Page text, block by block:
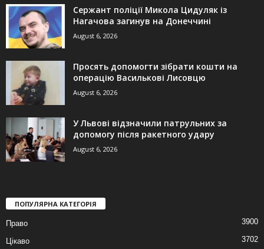
Сержант поліції Микола Цидуляк із
Нагачова загинув на Донеччині
August 6, 2026
Просять допомогти зібрати кошти на
операцію Василькові Лисовцю
August 6, 2026
У Львові відзначили патрульних за
допомогу після ракетного удару
August 6, 2026
ПОПУЛЯРНА КАТЕГОРІЯ
Право 3900
Цікаво 3702